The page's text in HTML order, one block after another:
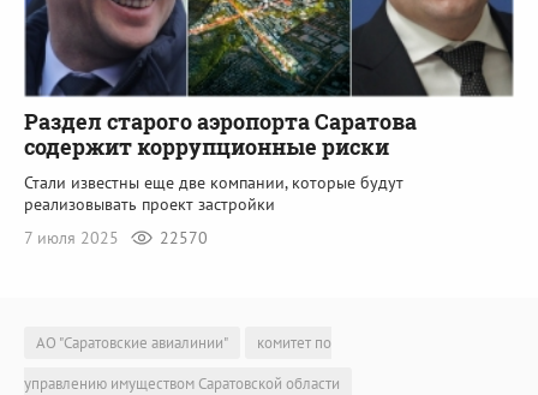
Раздел старого аэропорта Саратова
содержит коррупционные риски
Стали известны еще две компании, которые будут
реализовывать проект застройки
7 июля 2025
22570
АО "Саратовские авиалинии"
комитет по
управлению имуществом Саратовской области